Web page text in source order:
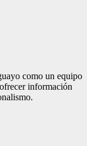
como un equipo
información